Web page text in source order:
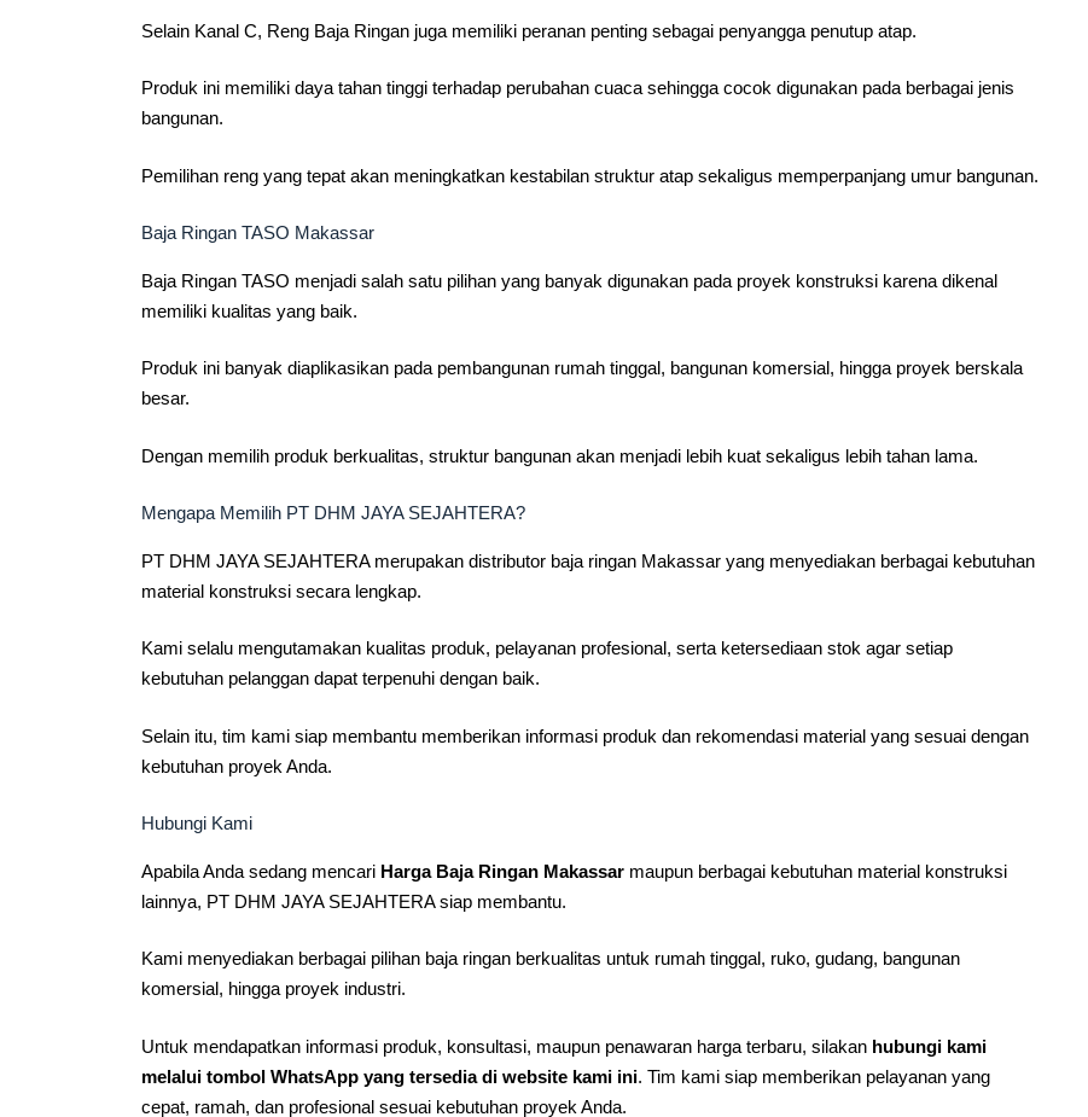
Selain Kanal C, Reng Baja Ringan juga memiliki peranan penting sebagai penyangga penutup atap.
Produk ini memiliki daya tahan tinggi terhadap perubahan cuaca sehingga cocok digunakan pada berbagai jenis
bangunan.
Pemilihan reng yang tepat akan meningkatkan kestabilan struktur atap sekaligus memperpanjang umur bangunan.
Baja Ringan TASO Makassar
Baja Ringan TASO menjadi salah satu pilihan yang banyak digunakan pada proyek konstruksi karena dikenal
memiliki kualitas yang baik.
Produk ini banyak diaplikasikan pada pembangunan rumah tinggal, bangunan komersial, hingga proyek berskala
besar.
Dengan memilih produk berkualitas, struktur bangunan akan menjadi lebih kuat sekaligus lebih tahan lama.
Mengapa Memilih PT DHM JAYA SEJAHTERA?
PT DHM JAYA SEJAHTERA merupakan distributor baja ringan Makassar yang menyediakan berbagai kebutuhan
material konstruksi secara lengkap.
Kami selalu mengutamakan kualitas produk, pelayanan profesional, serta ketersediaan stok agar setiap
kebutuhan pelanggan dapat terpenuhi dengan baik.
Selain itu, tim kami siap membantu memberikan informasi produk dan rekomendasi material yang sesuai dengan
kebutuhan proyek Anda.
Hubungi Kami
Apabila Anda sedang mencari Harga Baja Ringan Makassar maupun berbagai kebutuhan material konstruksi
lainnya, PT DHM JAYA SEJAHTERA siap membantu.
Kami menyediakan berbagai pilihan baja ringan berkualitas untuk rumah tinggal, ruko, gudang, bangunan
komersial, hingga proyek industri.
Untuk mendapatkan informasi produk, konsultasi, maupun penawaran harga terbaru, silakan hubungi kami
melalui tombol WhatsApp yang tersedia di website kami ini. Tim kami siap memberikan pelayanan yang
cepat, ramah, dan profesional sesuai kebutuhan proyek Anda.